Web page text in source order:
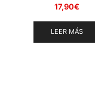
17,90€
LEER MÁS